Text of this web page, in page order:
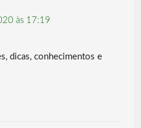
às 17:19
dicas, conhecimentos e